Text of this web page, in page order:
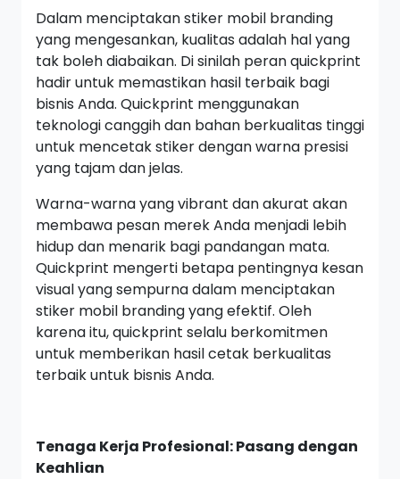
Dalam menciptakan stiker mobil branding
yang mengesankan, kualitas adalah hal yang
tak boleh diabaikan. Di sinilah peran quickprint
hadir untuk memastikan hasil terbaik bagi
bisnis Anda. Quickprint menggunakan
teknologi canggih dan bahan berkualitas tinggi
untuk mencetak stiker dengan warna presisi
yang tajam dan jelas.
Warna-warna yang vibrant dan akurat akan
membawa pesan merek Anda menjadi lebih
hidup dan menarik bagi pandangan mata.
Quickprint mengerti betapa pentingnya kesan
visual yang sempurna dalam menciptakan
stiker mobil branding yang efektif. Oleh
karena itu, quickprint selalu berkomitmen
untuk memberikan hasil cetak berkualitas
terbaik untuk bisnis Anda.
Tenaga Kerja Profesional: Pasang dengan
Keahlian